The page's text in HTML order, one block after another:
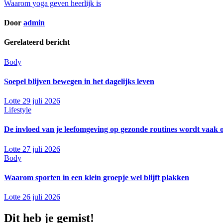
navigatie
Waarom yoga geven heerlijk is
Door admin
Gerelateerd bericht
Body
Soepel blijven bewegen in het dagelijks leven
Lotte 29 juli 2026
Lifestyle
De invloed van je leefomgeving op gezonde routines wordt vaak
Lotte 27 juli 2026
Body
Waarom sporten in een klein groepje wel blijft plakken
Lotte 26 juli 2026
Dit heb je gemist!